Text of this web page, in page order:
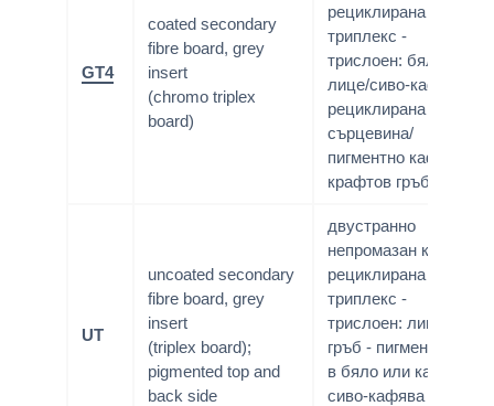
GT4
coated secondary
fibre board, grey
insert
(chromo triplex
board)
рециклирана маса;
триплекс -
трислоен: бяло
лице/сиво-кафява
рециклирана
сърцевина/
пигментно кафяв/
крафтов гръб
UT
uncoated secondary
fibre board, grey
insert
(triplex board);
pigmented top and
back side
двустранно
непромазан картон;
рециклирана маса;
триплекс -
трислоен: лице и
гръб - пигментирани
в бяло или кафяво/
сиво-кафява